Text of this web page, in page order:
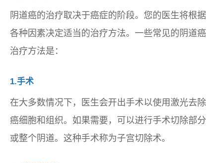
阴道癌的治疗取决于癌症的阶段。您的医生将根据
各种因素决定适当的治疗方法。一些常见的阴道癌
治疗方法是：
1.手术
在大多数情况下，医生会开出手术以使用激光去除
癌细胞和组织。如果需要，可以进行手术切除部分
或整个阴道。这种手术称为子宫切除术。